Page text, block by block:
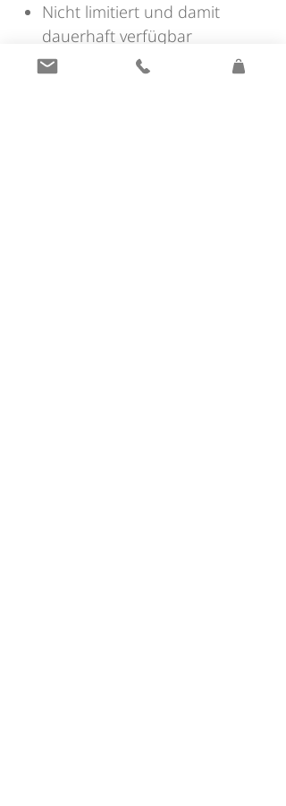
Nicht limitiert und damit
dauerhaft verfügbar